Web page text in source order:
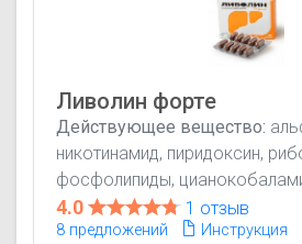
Ливолин форте
Действующее вещество:
никотинамид, пиридоксин,
фосфолипиды,
4.0 1 отзыв
8 предложений Инструкция